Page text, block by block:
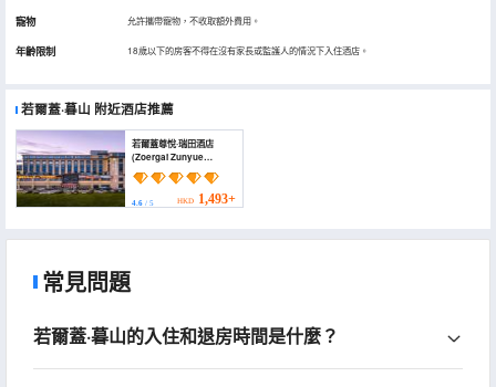
寵物 允許攜帶寵物，不收取額外費用。
年齡限制 18歲以下的房客不得在沒有家長或監護人的情況下入住酒店。
若爾蓋·暮山 附近酒店推薦
若爾蓋尊悅·瑞田酒店
(Zoergai Zunyue
Ruitian Hotel)
4.6 / 5 HKD 1,493+
常見問題
若爾蓋·暮山的入住和退房時間是什麼？